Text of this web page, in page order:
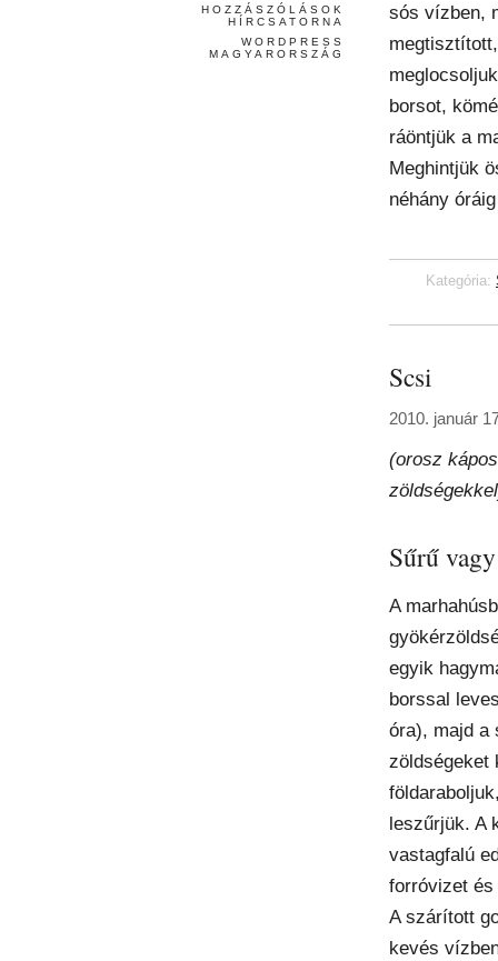
sós vízben,
borsot,
ráöntjük a
Meghintjük
néhány
Kategória:
Scsi
2010. január
(orosz
Sűrű
A
egyik
borssal
óra), majd a
zöldségeket
leszűrjük. A
vastagfalú
forróvizet és
A szárított
kevés
HOZZÁSZÓLÁSOK
HÍRCSATORNA
WORDPRESS
MAGYARORSZÁG